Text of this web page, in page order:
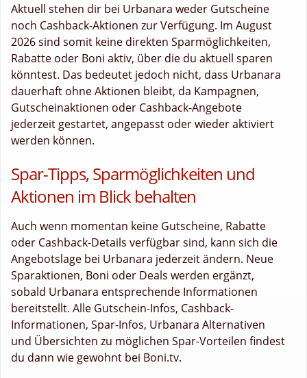
Aktuell stehen dir bei Urbanara weder Gutscheine
noch Cashback-Aktionen zur Verfügung. Im August
2026 sind somit keine direkten Sparmöglichkeiten,
Rabatte oder Boni aktiv, über die du aktuell sparen
könntest. Das bedeutet jedoch nicht, dass Urbanara
dauerhaft ohne Aktionen bleibt, da Kampagnen,
Gutscheinaktionen oder Cashback-Angebote
jederzeit gestartet, angepasst oder wieder aktiviert
werden können.
Spar-Tipps, Sparmöglichkeiten und
Aktionen im Blick behalten
Auch wenn momentan keine Gutscheine, Rabatte
oder Cashback-Details verfügbar sind, kann sich die
Angebotslage bei Urbanara jederzeit ändern. Neue
Sparaktionen, Boni oder Deals werden ergänzt,
sobald Urbanara entsprechende Informationen
bereitstellt. Alle Gutschein-Infos, Cashback-
Informationen, Spar-Infos, Urbanara Alternativen
und Übersichten zu möglichen Spar-Vorteilen findest
du dann wie gewohnt bei Boni.tv.